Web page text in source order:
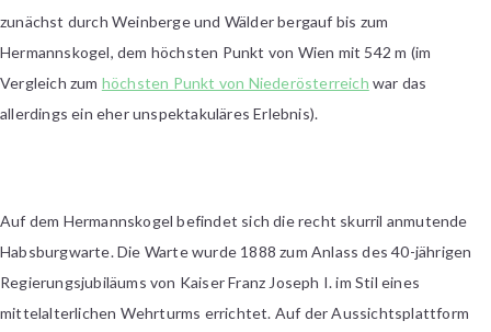
zunächst durch Weinberge und Wälder bergauf bis zum
Hermannskogel, dem höchsten Punkt von Wien mit 542 m (im
Vergleich zum höchsten Punkt von Niederösterreich war das
allerdings ein eher unspektakuläres Erlebnis).
Auf dem Hermannskogel befindet sich die recht skurril anmutende
Habsburgwarte. Die Warte wurde 1888 zum Anlass des 40-jährigen
Regierungsjubiläums von Kaiser Franz Joseph I. im Stil eines
mittelalterlichen Wehrturms errichtet. Auf der Aussichtsplattform